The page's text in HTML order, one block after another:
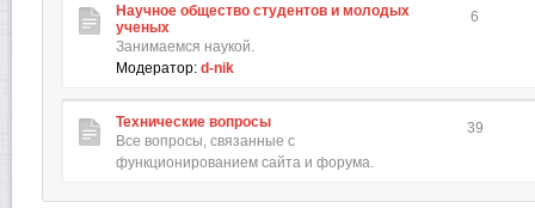
Научное общество студентов и молодых
ученых
Занимаемся наукой.
Модератор: d-nik
6
Технические вопросы
Все вопросы, связанные с
функционированием сайта и форума.
39